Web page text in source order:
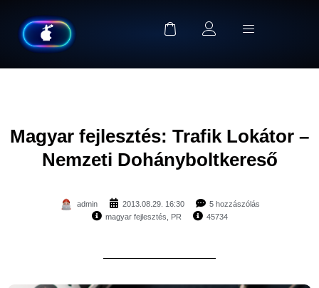
Magyar fejlesztés: Trafik Lokátor –
Nemzeti Dohányboltkereső
admin 2013.08.29. 16:30
5 hozzászólás
magyar fejlesztés
PR 45734